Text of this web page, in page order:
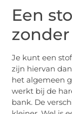
Een
zonder
Je kunt een
zijn hiervan
het algemeen
werkt bij de
bank. De